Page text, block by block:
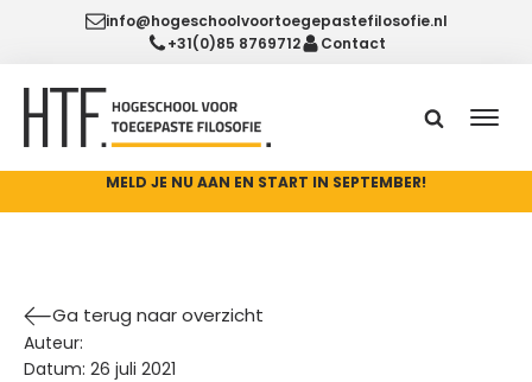
info@hogeschoolvoortoegepastefilosofie.nl
+31(0)85 8769712
Contact
MELD JE NU AAN EN START IN SEPTEMBER!
Ga terug naar overzicht
Auteur:
Datum: 26 juli 2021